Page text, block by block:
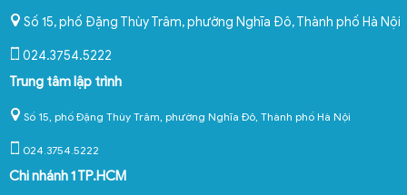
Số 15, phố Đặng Thùy Trâm, phường Nghĩa Đô,Thành phố Hà Nội
024.3754.5222
Trung tâm lập trình
Số 15, phố Đặng Thùy Trâm, phường Nghĩa Đô, Thành phố Hà Nội
024.3754.5222
Chi nhánh 1 TP.HCM